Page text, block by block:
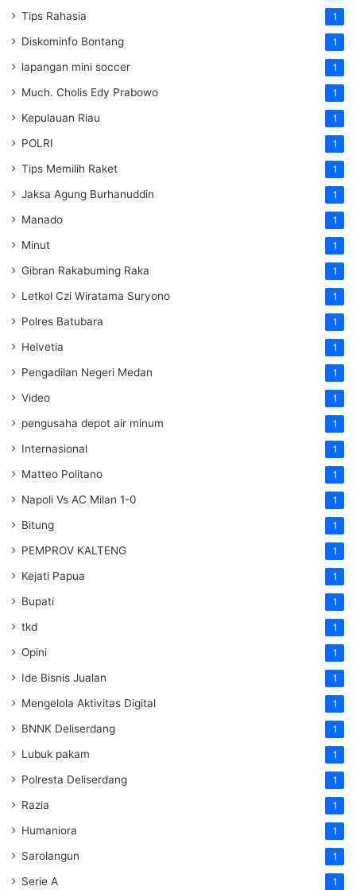
Tips Rahasia 1
Diskominfo Bontang 1
lapangan mini soccer 1
Much. Cholis Edy Prabowo 1
Kepulauan Riau 1
POLRI 1
Tips Memilih Raket 1
Jaksa Agung Burhanuddin 1
Manado 1
Minut 1
Gibran Rakabuming Raka 1
Letkol Czi Wiratama Suryono 1
Polres Batubara 1
Helvetia 1
Pengadilan Negeri Medan 1
Video 1
pengusaha depot air minum 1
Internasional 1
Matteo Politano 1
Napoli Vs AC Milan 1-0 1
Bitung 1
PEMPROV KALTENG 1
Kejati Papua 1
Bupati 1
tkd 1
Opini 1
Ide Bisnis Jualan 1
Mengelola Aktivitas Digital 1
BNNK Deliserdang 1
Lubuk pakam 1
Polresta Deliserdang 1
Razia 1
Humaniora 1
Sarolangun 1
Serie A 1